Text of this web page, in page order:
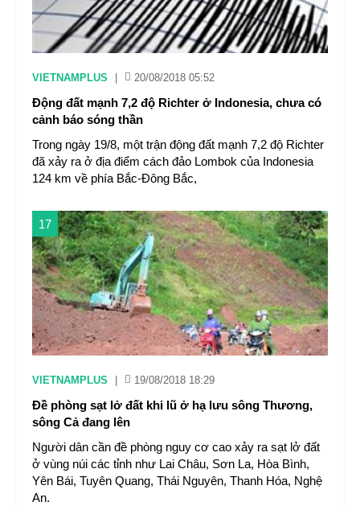
VIETNAMPLUS 20/08/2018 05:52
Động đất mạnh 7,2 độ Richter ở Indonesia, chưa có
cảnh báo sóng thần
Trong ngày 19/8, một trận động đất mạnh 7,2 độ Richter
đã xảy ra ở địa điểm cách đảo Lombok của Indonesia
124 km về phía Bắc-Đông Bắc,
17
VIETNAMPLUS 19/08/2018 18:29
Đề phòng sạt lở đất khi lũ ở hạ lưu sông Thương,
sông Cả đang lên
Người dân cần đề phòng nguy cơ cao xảy ra sạt lở đất
ở vùng núi các tỉnh như Lai Châu, Sơn La, Hòa Bình,
Yên Bái, Tuyên Quang, Thái Nguyên, Thanh Hóa, Nghệ
An.